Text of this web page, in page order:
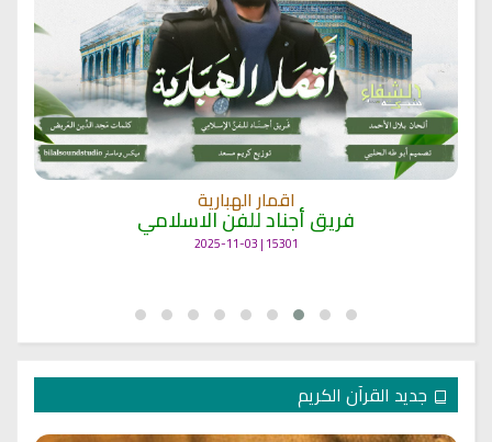
اقمار الهبارية
فريق أجناد للفن الاسلامي
15301 | 2025-11-03
جديد القرآن الكريم